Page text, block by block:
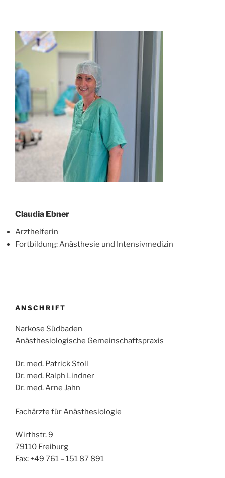
Claudia Ebner
Arzthelferin
Fortbildung: Anästhesie und Intensivmedizin
ANSCHRIFT
Narkose Südbaden
Anästhesiologische Gemeinschaftspraxis
Dr. med. Patrick Stoll
Dr. med. Ralph Lindner
Dr. med. Arne Jahn
Fachärzte für Anästhesiologie
Wirthstr. 9
79110 Freiburg
Fax: +49 761 – 151 87 891